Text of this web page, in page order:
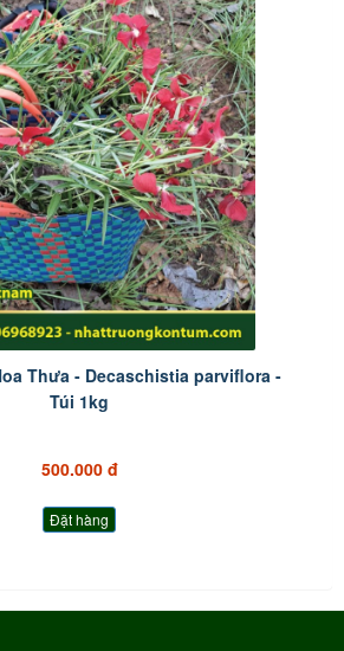
Thưa - Decaschistia parviflora -
Túi 1kg
500.000 đ
Đặt hàng